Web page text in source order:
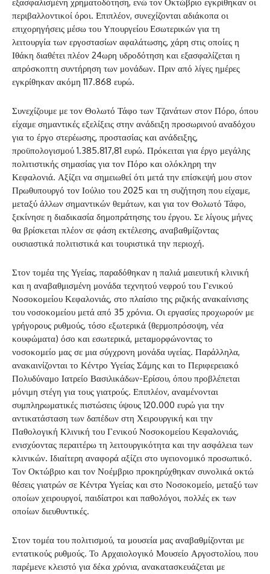
περιβαλλοντικοί όροι. Επιπλέον, συνεχίζονται αδιάκοπα οι
επιχορηγήσεις μέσω του Υπουργείου Εσωτερικών για τη
λειτουργία των εργοστασίων αφαλάτωσης, χάρη στις οποίες η
Ιθάκη διαθέτει πλέον 24ωρη υδροδότηση και εξασφαλίζεται η
απρόσκοπτη συντήρηση των μονάδων. Πριν από λίγες ημέρες
εγκρίθηκαν ακόμη 117.868 ευρώ.
Συνεχίζουμε με τον Θολωτό Τάφο των Τζανάτων στον Πόρο, όπου
είχαμε σημαντικές εξελίξεις στην ανάδειξη προσωρινού αναδόχου
για το έργο στερέωσης, προστασίας και ανάδειξης,
προϋπολογισμού 1.385.817,81 ευρώ. Πρόκειται για έργο μεγάλης
πολιτιστικής σημασίας για τον Πόρο και ολόκληρη την
Κεφαλονιά. Αξίζει να σημειωθεί ότι μετά την επίσκεψή μου στον
Πρωθυπουργό τον Ιούλιο του 2025 και τη συζήτηση που είχαμε,
μεταξύ άλλων σημαντικών θεμάτων, και για τον Θολωτό Τάφο,
ξεκίνησε η διαδικασία δημοπράτησης του έργου. Σε λίγους μήνες
θα βρίσκεται πλέον σε φάση εκτέλεσης, αναβαθμίζοντας
ουσιαστικά πολιτιστικά και τουριστικά την περιοχή.
Στον τομέα της Υγείας, παραδόθηκαν η παλιά μαιευτική κλινική
και η αναβαθμισμένη μονάδα τεχνητού νεφρού του Γενικού
Νοσοκομείου Κεφαλονιάς, στο πλαίσιο της ριζικής ανακαίνισης
του νοσοκομείου μετά από 35 χρόνια. Οι εργασίες προχωρούν με
γρήγορους ρυθμούς, τόσο εξωτερικά (θερμοπρόσοψη, νέα
κουφώματα) όσο και εσωτερικά, μεταμορφώνοντας το
νοσοκομείο μας σε μια σύγχρονη μονάδα υγείας. Παράλληλα,
ανακαινίζονται το Κέντρο Υγείας Σάμης και το Περιφερειακό
Πολυδύναμο Ιατρείο Βασιλικάδων-Ερίσου, όπου προβλέπεται
μόνιμη στέγη για τους γιατρούς. Επιπλέον, αναμένονται
συμπληρωματικές πιστώσεις ύψους 120.000 ευρώ για την
αντικατάσταση των δαπέδων στη Χειρουργική και την
Παθολογική Κλινική του Γενικού Νοσοκομείου Κεφαλονιάς,
ενισχύοντας περαιτέρω τη λειτουργικότητα και την ασφάλεια των
κλινικών. Ιδιαίτερη αναφορά αξίζει στο υγειονομικό προσωπικό.
Τον Οκτώβριο και τον Νοέμβριο προκηρύχθηκαν συνολικά οκτώ
θέσεις γιατρών σε Κέντρα Υγείας και στο Νοσοκομείο, μεταξύ των
οποίων χειρουργοί, παιδίατροι και παθολόγοι, πολλές εκ των
οποίων διευθυντικές.
Στον τομέα του πολιτισμού, τα μουσεία μας αναβαθμίζονται με
εντατικούς ρυθμούς. Το Αρχαιολογικό Μουσείο Αργοστολίου, που
παρέμενε κλειστό για δέκα χρόνια, ανακατασκευάζεται με